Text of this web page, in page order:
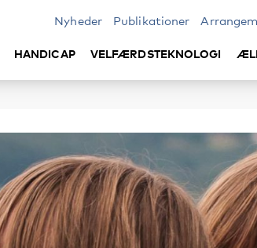
Nyheder Publikationer
HANDICAP VELFÆRDSTEKNOLOGI